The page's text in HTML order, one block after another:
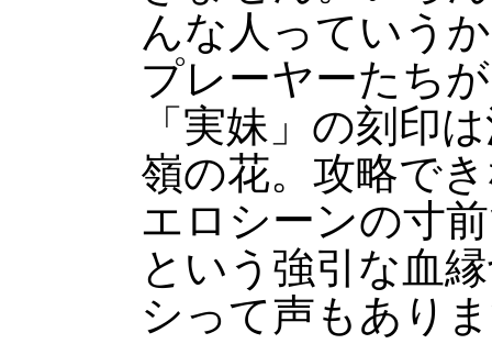
んな人っていう
プレーヤーたち
「実妹」の刻印
嶺の花。攻略で
エロシーンの寸
という強引な血
シって声もあり